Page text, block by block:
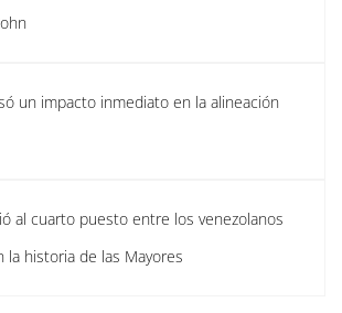
un impacto inmediato en la alineación
al cuarto puesto entre los venezolanos
la historia de las Mayores